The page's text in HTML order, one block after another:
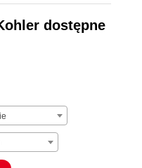
dostępne